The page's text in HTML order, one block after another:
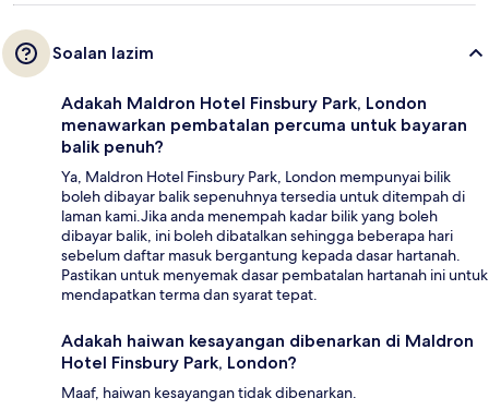
Soalan lazim
Adakah Maldron Hotel Finsbury Park, London
menawarkan pembatalan percuma untuk bayaran
balik penuh?
Ya, Maldron Hotel Finsbury Park, London mempunyai bilik
boleh dibayar balik sepenuhnya tersedia untuk ditempah di
laman kami.Jika anda menempah kadar bilik yang boleh
dibayar balik, ini boleh dibatalkan sehingga beberapa hari
sebelum daftar masuk bergantung kepada dasar hartanah.
Pastikan untuk menyemak dasar pembatalan hartanah ini untuk
mendapatkan terma dan syarat tepat.
Adakah haiwan kesayangan dibenarkan di Maldron
Hotel Finsbury Park, London?
Maaf, haiwan kesayangan tidak dibenarkan.